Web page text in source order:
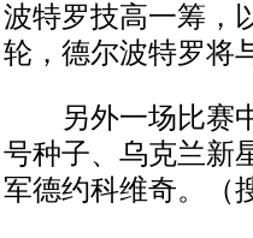
波特罗技高一筹，
轮，德尔波特罗将
另外一场比赛中
号种子、乌克兰新
军德约科维奇。（